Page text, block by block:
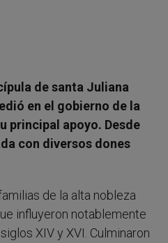
de santa Juliana
en el gobierno de la
principal apoyo. Desde
con diversos dones
de la alta nobleza
influyeron notablemente
XIV y XVI. Culminaron